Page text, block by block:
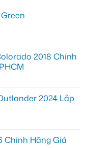
2018 Chính
2024 Lắp
Chính Hãng Giá